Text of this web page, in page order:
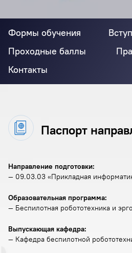
Формы обучения
Проходные баллы
Контакты
Паспорт
Направление подготовки:
— 09.03.03 «Прикладная
Образовательная программа:
— Беспилотная робототехника и
Выпускающая кафедра:
— Кафедра беспилотной